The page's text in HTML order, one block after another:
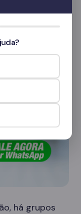
as visitas.
há grupos